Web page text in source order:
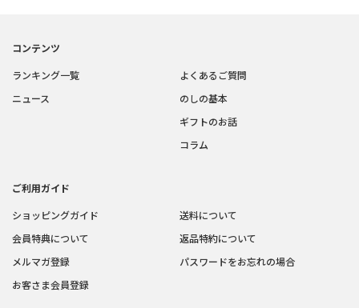
コンテンツ
ランキング一覧
ニュース
よくあるご質問
のしの基本
ギフトのお話
コラム
ご利用ガイド
ショッピングガイド
会員特典について
メルマガ登録
お客さま会員登録
送料について
返品特約について
パスワードをお忘れの場合